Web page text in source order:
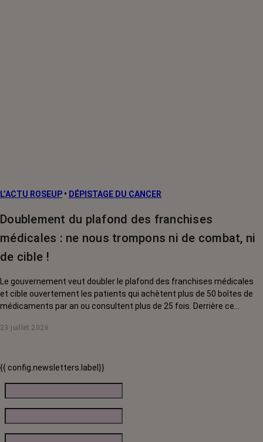
L’ACTU ROSEUP • DÉPISTAGE DU CANCER
Doublement du plafond des franchises
médicales : ne nous trompons ni de combat, ni
de cible !
Le gouvernement veut doubler le plafond des franchises médicales
et cible ouvertement les patients qui achètent plus de 50 boîtes de
médicaments par an ou consultent plus de 25 fois. Derrière ce
chroniques, et en premier lieu les personnes touchées par un cancer,
23 juillet 2026
{{ config.newsletters.label}}